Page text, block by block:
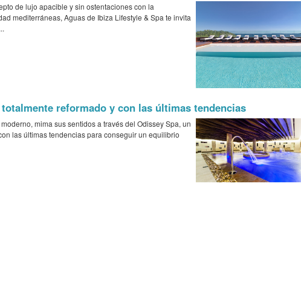
de lujo apacible y sin ostentaciones con la
mediterráneas, Aguas de Ibiza Lifestyle & Spa te invita
reformado y con las últimas tendencias
mima sus sentidos a través del Odissey Spa, un
las últimas tendencias para conseguir un equilibrio